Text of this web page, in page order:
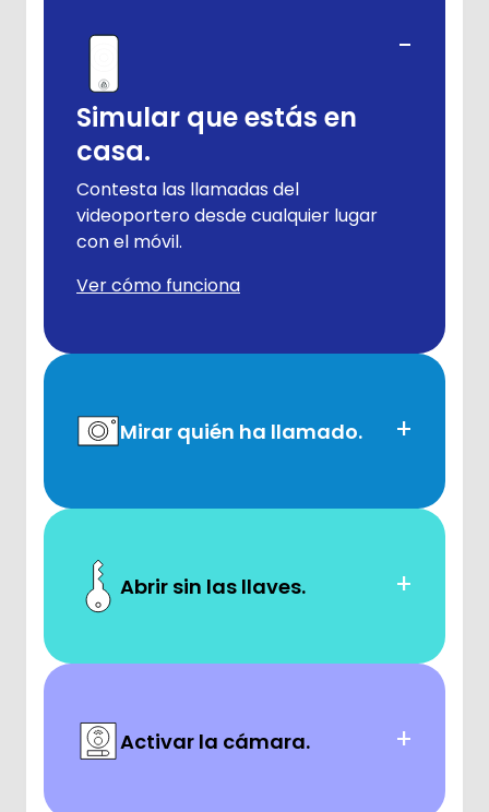
-
Simular que estás en
casa.
Contesta las llamadas del
videoportero desde cualquier lugar
con el móvil.
Ver cómo funciona
+
Mirar quién ha llamado.
+
Abrir sin las llaves.
+
Activar la cámara.